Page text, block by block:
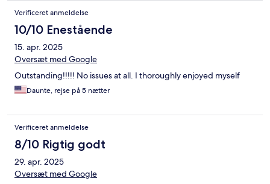
Verificeret anmeldelse
10/10 Enestående
15. apr. 2025
Oversæt med Google
Outstanding!!!!! No issues at all. I thoroughly enjoyed myself
Daunte, rejse på 5 nætter
Verificeret anmeldelse
8/10 Rigtig godt
29. apr. 2025
Oversæt med Google